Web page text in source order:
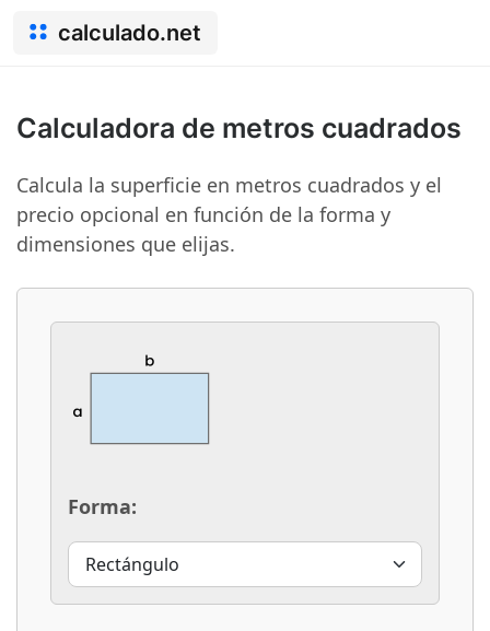
calculado.net
Calculadora de metros cuadrados
Calcula la superficie en metros cuadrados y el
precio opcional en función de la forma y
dimensiones que elijas.
Forma: